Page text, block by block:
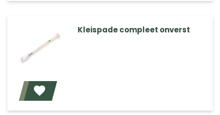
Kleispade compleet onverst